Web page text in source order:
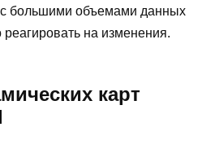
большими объемами данных
на изменения.
карт